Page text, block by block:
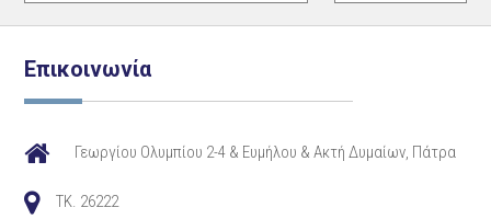
Επικοινωνία
Γεωργίου Ολυμπίου 2-4 & Ευμήλου & Ακτή Δυμαίων, Πάτρα
TK. 26222